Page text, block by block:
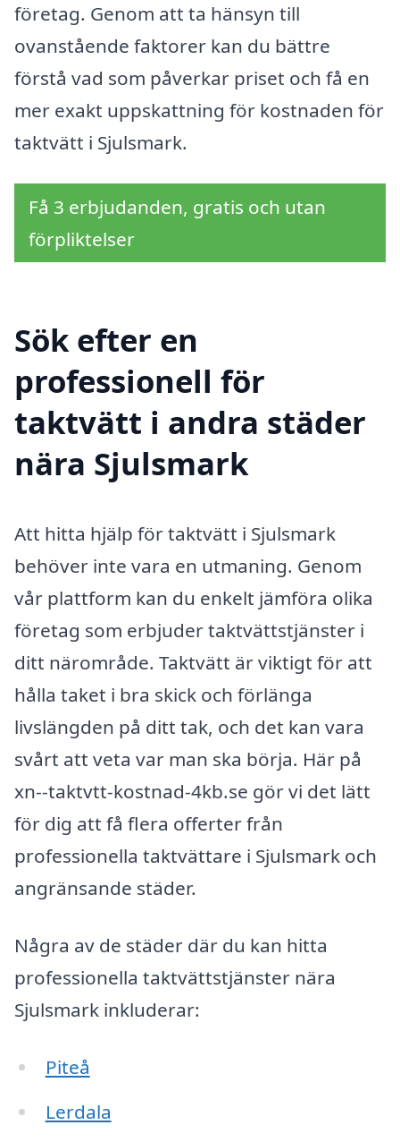
företag. Genom att ta hänsyn till
ovanstående faktorer kan du bättre
förstå vad som påverkar priset och få en
mer exakt uppskattning för kostnaden för
taktvätt i Sjulsmark.
Få 3 erbjudanden, gratis och utan
förpliktelser
Sök efter en
professionell för
taktvätt i andra städer
nära Sjulsmark
Att hitta hjälp för taktvätt i Sjulsmark
behöver inte vara en utmaning. Genom
vår plattform kan du enkelt jämföra olika
företag som erbjuder taktvättstjänster i
ditt närområde. Taktvätt är viktigt för att
hålla taket i bra skick och förlänga
livslängden på ditt tak, och det kan vara
svårt att veta var man ska börja. Här på
xn--taktvtt-kostnad-4kb.se gör vi det lätt
för dig att få flera offerter från
professionella taktvättare i Sjulsmark och
angränsande städer.
Några av de städer där du kan hitta
professionella taktvättstjänster nära
Sjulsmark inkluderar:
Piteå
Lerdala